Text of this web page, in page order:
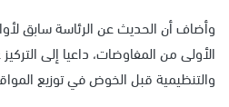
وأضاف أن الحديث عن الرئاسة سابق
الأولى من المفاوضات، داعيا إلى
والتنظيمية قبل الخوض في توزيع